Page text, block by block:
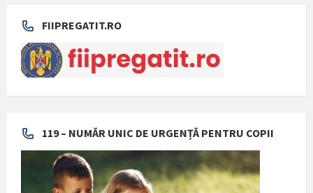
FIIPREGATIT.RO
119 – NUMĂR UNIC DE URGENȚĂ PENTRU COPII